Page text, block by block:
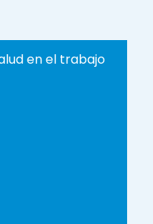
en el trabajo